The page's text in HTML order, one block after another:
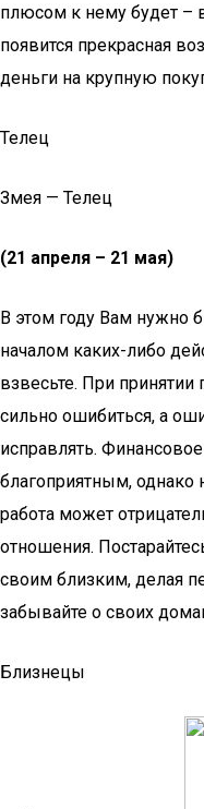
плюсом к нему будет –
появится прекрасная
деньги на крупную
Телец
Змея — Телец
(21 апреля – 21 мая)
В этом году Вам нужно
началом каких-либо
взвесьте. При
сильно ошибиться, а
исправлять.
благоприятным, однако
работа может
отношения.
своим близким, делая
забывайте о своих
Близнецы